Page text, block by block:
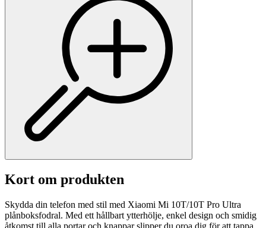
Kort om produkten
Skydda din telefon med stil med Xiaomi Mi 10T/10T Pro Ultra
plånboksfodral. Med ett hållbart ytterhölje, enkel design och smidig